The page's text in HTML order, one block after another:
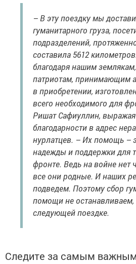
– В эту поездку мы
гуманитарного груза,
подразделений,
составила 5612
благодаря нашим
патриотам, принимающим
в приобретении,
всего необходимого для
Ришат Сафиуллин,
благодарности в адрес
нурлатцев. – Их помощь –
надежды и поддержки для
фронте. Ведь на войне нет
все они родные. И наших
подведем. Поэтому сбор
помощи не останавливаем,
следующей поездке.
Следите за самым